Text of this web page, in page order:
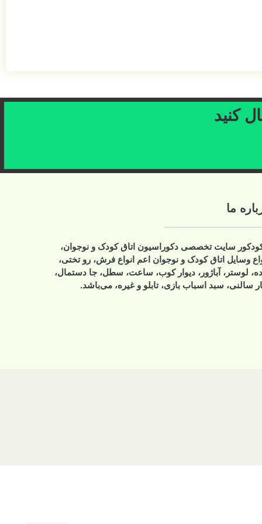
کنید
ما
سایت تخصصی دکوراسیون اتاق کودک و نوجوان،
وسایل اتاق کودک و نوجوان اعم انواع فرش، رو تختی،
لوستر، آباژور، دیوار کوب، ساعت، سطل، جا دستمال،
سالنی، سبد اسباب بازی، تابلو و غیره، می‌باشد.